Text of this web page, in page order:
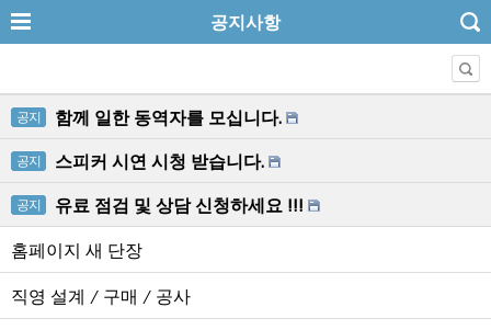
공지사항
공지 함께 일한 동역자를 모십니다.
공지 스피커 시연 시청 받습니다.
공지 유료 점검 및 상담 신청하세요 !!!
홈페이지 새 단장
직영 설계 / 구매 / 공사